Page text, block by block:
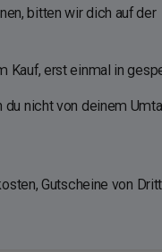
bitten wir dich auf der
Kauf, erst einmal in
du nicht von deinem
Gutscheine von